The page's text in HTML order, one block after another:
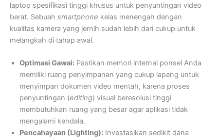
laptop spesifikasi tinggi khusus untuk penyuntingan video
berat. Sebuah smartphone kelas menengah dengan
kualitas kamera yang jernih sudah lebih dari cukup untuk
melangkah di tahap awal.
Optimasi Gawai: Pastikan memori internal ponsel Anda
memiliki ruang penyimpanan yang cukup lapang untuk
menyimpan dokumen video mentah, karena proses
penyuntingan (editing) visual beresolusi tinggi
membutuhkan ruang yang besar agar aplikasi tidak
mengalami kendala.
Pencahayaan (Lighting): Investasikan sedikit dana